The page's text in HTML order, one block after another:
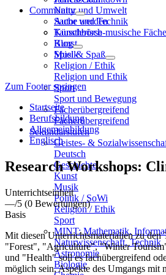
Natur und Umwelt
Sache und Technik
Künstlerisch-musische
Kunst
Musik
Religion / Ethik
Religion und Ethik
Sport
Sport und Bewegung
Fächerübergreifend
Fächerübergreifend
Sekundarstufen
Geistes- &
Deutsch
Geschichte
Kunst
Musik
Politik / SoWi
Religion / Ethik
Sport
MINT: Mathematik,
Naturwissenschaft, Technik
Astronomie
Biologie
Community
Autor werden
Tauschbörse
Blog
Spiel & Spaß
Zum Footer springen
Startseite
Berufsbildung
Allgemeinbildung
Englisch
Research Workshops:
Unterrichtseinheit
—/5 (0 Bewertungen)
Basis
Mit diesen Unterrichtsmaterialien zu den
"Forest", "Agriculture", "Winter
und "Health" soll es fachübergreifend
möglich sein, Aspekte des Umgangs